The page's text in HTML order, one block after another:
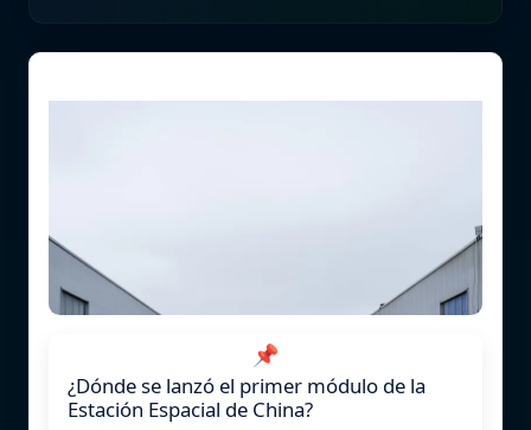
📌
¿Dónde se lanzó el primer módulo de la
Estación Espacial de China?